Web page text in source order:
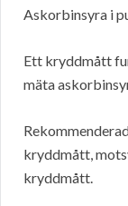
Askorbinsyra i
Ett kryddmått
mäta
kryddmått,
kryddmått.